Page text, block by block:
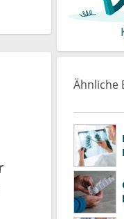
Ähnliche